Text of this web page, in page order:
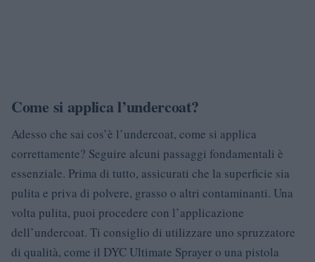
Come si applica l’undercoat?
Adesso che sai cos’è l’undercoat, come si applica
correttamente? Seguire alcuni passaggi fondamentali è
essenziale. Prima di tutto, assicurati che la superficie sia
pulita e priva di polvere, grasso o altri contaminanti. Una
volta pulita, puoi procedere con l’applicazione
dell’undercoat. Ti consiglio di utilizzare uno spruzzatore
di qualità, come il DYC Ultimate Sprayer o una pistola